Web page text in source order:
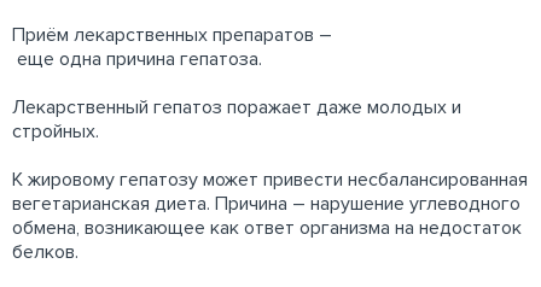
Приём лекарственных препаратов –
еще одна причина гепатоза.
Лекарственный гепатоз поражает даже молодых и
стройных.
К жировому гепатозу может привести несбалансированная
вегетарианская диета. Причина – нарушение углеводного
обмена, возникающее как ответ организма на недостаток
белков.